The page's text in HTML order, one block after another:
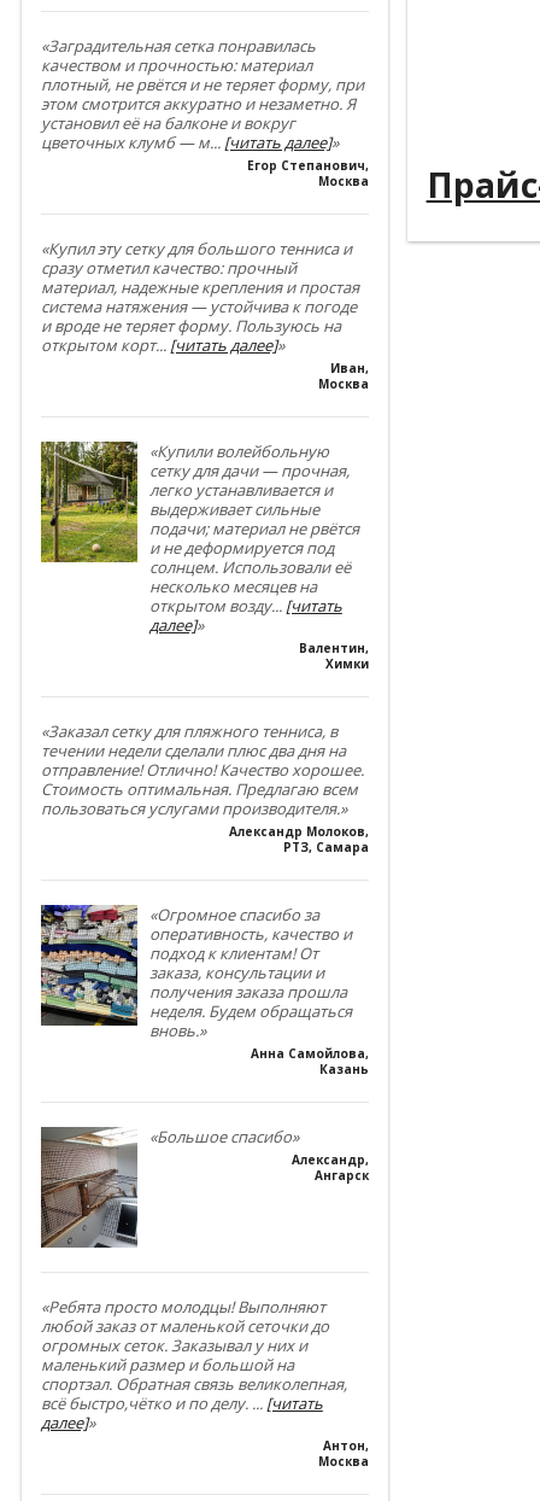
«Заградительная сетка понравилась
качеством и прочностью: материал
плотный, не рвётся и не теряет форму, при
этом смотрится аккуратно и незаметно. Я
установил её на балконе и вокруг
цветочных клумб — м... [читать далее]»
Егор Степанович,
Москва
«Купил эту сетку для большого тенниса и
сразу отметил качество: прочный
материал, надежные крепления и простая
система натяжения — устойчива к погоде
и вроде не теряет форму. Пользуюсь на
открытом корт... [читать далее]»
Иван,
Москва
«Купили волейбольную
сетку для дачи — прочная,
легко устанавливается и
выдерживает сильные
подачи; материал не рвётся
и не деформируется под
солнцем. Использовали её
несколько месяцев на
открытом возду... [читать
далее]»
Валентин,
Химки
«Заказал сетку для пляжного тенниса, в
течении недели сделали плюс два дня на
отправление! Отлично! Качество хорошее.
Стоимость оптимальная. Предлагаю всем
пользоваться услугами производителя.»
Александр Молоков,
РТЗ, Самара
«Огромное спасибо за
оперативность, качество и
подход к клиентам! От
заказа, консультации и
получения заказа прошла
неделя. Будем обращаться
вновь.»
Анна Самойлова,
Казань
«Большое спасибо»
Александр,
Ангарск
«Ребята просто молодцы! Выполняют
любой заказ от маленькой сеточки до
огромных сеток. Заказывал у них и
маленький размер и большой на
спортзал. Обратная связь великолепная,
всё быстро,чётко и по делу. ... [читать
далее]»
Антон,
Москва